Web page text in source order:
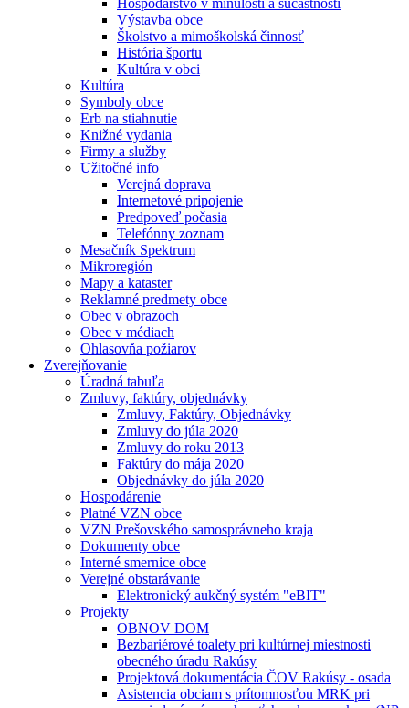
Hospodárstvo v minulosti a súčastnosti
Výstavba obce
Školstvo a mimoškolská činnosť
História športu
Kultúra v obci
Kultúra
Symboly obce
Erb na stiahnutie
Knižné vydania
Firmy a služby
Užitočné info
Verejná doprava
Internetové pripojenie
Predpoveď počasia
Telefónny zoznam
Mesačník Spektrum
Mikroregión
Mapy a kataster
Reklamné predmety obce
Obec v obrazoch
Obec v médiach
Ohlasovňa požiarov
Zverejňovanie
Úradná tabuľa
Zmluvy, faktúry, objednávky
Zmluvy, Faktúry, Objednávky
Zmluvy do júla 2020
Zmluvy do roku 2013
Faktúry do mája 2020
Objednávky do júla 2020
Hospodárenie
Platné VZN obce
VZN Prešovského samosprávneho kraja
Dokumenty obce
Interné smernice obce
Verejné obstarávanie
Elektronický aukčný systém "eBIT"
Projekty
OBNOV DOM
Bezbariérové toalety pri kultúrnej miestnosti
obecného úradu Rakúsy
Projektová dokumentácia ČOV Rakúsy - osada
Asistencia obciam s prítomnosťou MRK pri